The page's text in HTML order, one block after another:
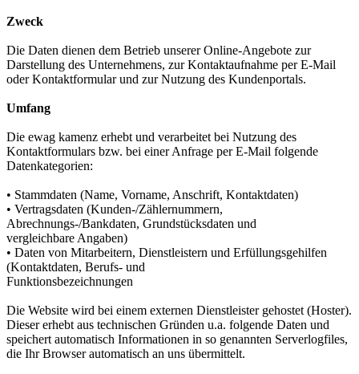
Zweck
Die Daten dienen dem Betrieb unserer Online-Angebote zur
Darstellung des Unternehmens, zur Kontaktaufnahme per E-Mail
oder Kontaktformular und zur Nutzung des Kundenportals.
Umfang
Die ewag kamenz erhebt und verarbeitet bei Nutzung des
Kontaktformulars bzw. bei einer Anfrage per E-Mail folgende
Datenkategorien:
• Stammdaten (Name, Vorname, Anschrift, Kontaktdaten)
• Vertragsdaten (Kunden-/Zählernummern,
Abrechnungs-/Bankdaten, Grundstücksdaten und
vergleichbare Angaben)
• Daten von Mitarbeitern, Dienstleistern und Erfüllungsgehilfen
(Kontaktdaten, Berufs- und
Funktionsbezeichnungen
Die Website wird bei einem externen Dienstleister gehostet (Hoster).
Dieser erhebt aus technischen Gründen u.a. folgende Daten und
speichert automatisch Informationen in so genannten Serverlogfiles,
die Ihr Browser automatisch an uns übermittelt.